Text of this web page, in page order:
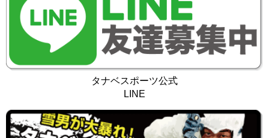
タナベスポーツ公式
LINE